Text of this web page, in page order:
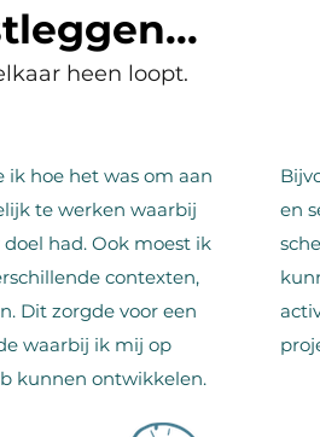
heen loopt.
ik hoe het was om aan
te werken waarbij
had. Ook moest ik
contexten,
Dit zorgde voor een
waarbij ik mij op
kunnen ontwikkelen.
en